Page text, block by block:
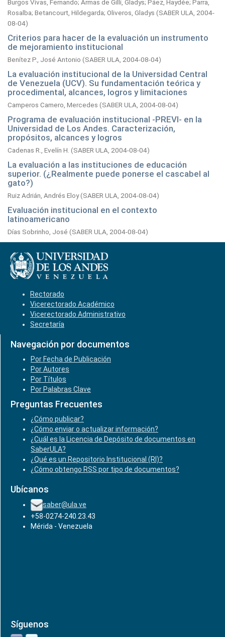
Burgos Vivas, Fernando; Armas de Gilli, Gladys; Páez, Haydée; Parra,
Rosalba; Betancourt, Hildegarda; Oliveros, Gladys (SABER ULA, 2004-
08-04)
Criterios para hacer de la evaluación un instrumento
de mejoramiento institucional
Benítez P., José Antonio (SABER ULA, 2004-08-04)
La evaluación institucional de la Universidad Central
de Venezuela (UCV). Su fundamentación teórica y
procedimental, alcances, logros y limitaciones
Camperos Camero, Mercedes (SABER ULA, 2004-08-04)
Programa de evaluación institucional -PREVI- en la
Universidad de Los Andes. Caracterización,
propósitos, alcances y logros
Cadenas R., Evelín H. (SABER ULA, 2004-08-04)
La evaluación a las instituciones de educación
superior. (¿Realmente puede ponerse el cascabel al
gato?)
Ruiz Adrián, Andrés Eloy(SABER ULA, 2004-08-04)
Evaluación institucional en el contexto
latinoamericano
Días Sobrinho, José (SABER ULA, 2004-08-04)
Rectorado
Vicerectorado Académico
Vicerectorado Administrativo
Secretaría
Navegación por documentos
Por Fecha de Publicación
Por Autores
Por Títulos
Por Palabras Clave
Preguntas Frecuentes
¿Cómo publicar?
¿Cómo enviar o actualizar información?
¿Cuál es la Licencia de Depósito de documentos en
SaberULA?
¿Qué es un Repositorio Institucional (RI)?
¿Cómo obtengo RSS por tipo de documentos?
Ubícanos
saber@ula.ve
+58-0274-240.23.43
Mérida - Venezuela
Síguenos